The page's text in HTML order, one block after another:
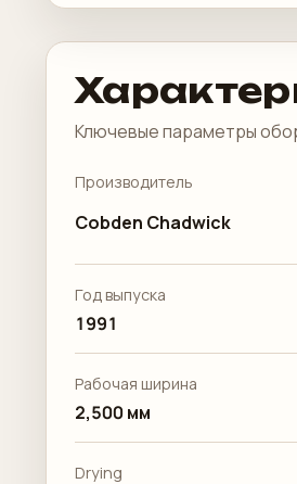
Ключевые параметры
Производитель
Cobden Chadwick
Год выпуска
1991
Рабочая ширина
2,500 мм
Drying